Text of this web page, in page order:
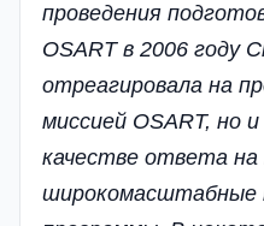
проведения
OSART в 2006 году
отреагировала на
миссией OSART, но
качестве ответа на
широкомасштабные